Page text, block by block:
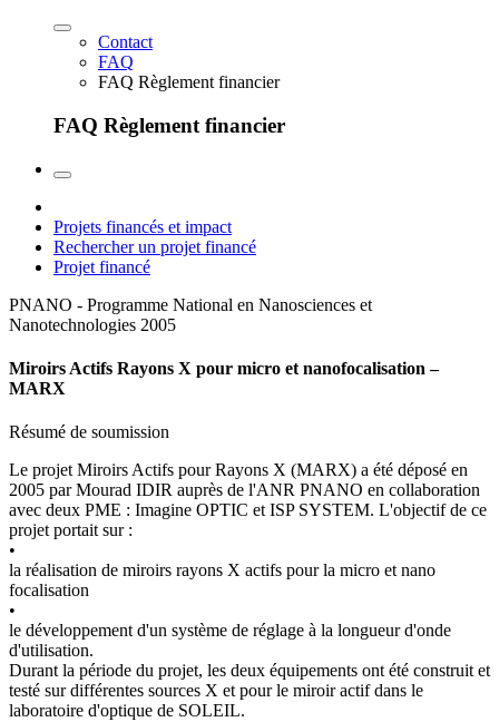
Contact
FAQ
FAQ Règlement financier
FAQ Règlement financier
Projets financés et impact
Rechercher un projet financé
Projet financé
PNANO - Programme National en Nanosciences et
Nanotechnologies 2005
Miroirs Actifs Rayons X pour micro et nanofocalisation –
MARX
Résumé de soumission
Le projet Miroirs Actifs pour Rayons X (MARX) a été déposé en
2005 par Mourad IDIR auprès de l'ANR PNANO en collaboration
avec deux PME : Imagine OPTIC et ISP SYSTEM. L'objectif de ce
projet portait sur :
•
la réalisation de miroirs rayons X actifs pour la micro et nano
focalisation
•
le développement d'un système de réglage à la longueur d'onde
d'utilisation.
Durant la période du projet, les deux équipements ont été construit et
testé sur différentes sources X et pour le miroir actif dans le
laboratoire d'optique de SOLEIL.